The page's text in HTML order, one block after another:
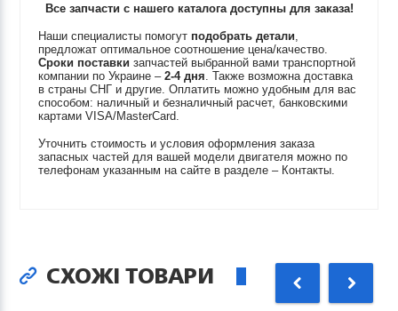
Все запчасти с нашего каталога доступны для заказа!
Наши специалисты помогут подобрать детали,
предложат оптимальное соотношение цена/качество.
Сроки поставки запчастей выбранной вами транспортной
компании по Украине –2-4 дня. Также возможна доставка
в страны СНГ и другие. Оплатить можно удобным для вас
способом: наличный и безналичный расчет, банковскими
картами VISA/MasterCard.
Уточнить стоимость и условия оформления заказа
запасных частей для вашей модели двигателя можно по
телефонам указанным на сайте в разделе – Контакты.
СХОЖІ ТОВАРИ